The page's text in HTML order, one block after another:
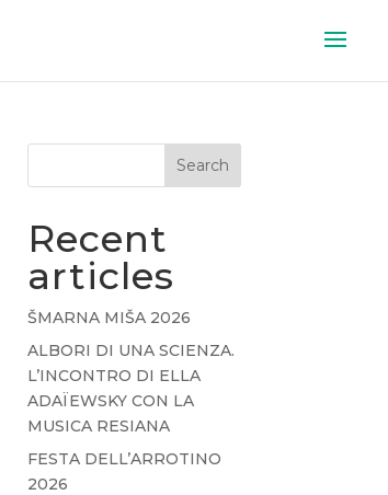
Search
Recent
articles
ŠMARNA MIŠA 2026
ALBORI DI UNA SCIENZA.
L’INCONTRO DI ELLA
ADAÏEWSKY CON LA
MUSICA RESIANA
FESTA DELL’ARROTINO
2026